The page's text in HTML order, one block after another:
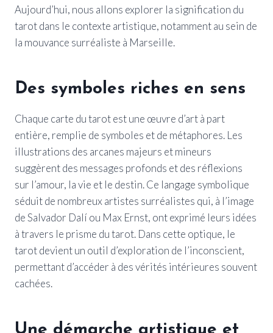
Aujourd’hui, nous allons explorer la signification du
tarot dans le contexte artistique, notamment au sein de
la mouvance surréaliste à Marseille.
Des symboles riches en sens
Chaque carte du tarot est une œuvre d’art à part
entière, remplie de symboles et de métaphores. Les
illustrations des arcanes majeurs et mineurs
suggèrent des messages profonds et des réflexions
sur l’amour, la vie et le destin. Ce langage symbolique
séduit de nombreux artistes surréalistes qui, à l’image
de Salvador Dalí ou Max Ernst, ont exprimé leurs idées
à travers le prisme du tarot. Dans cette optique, le
tarot devient un outil d’exploration de l’inconscient,
permettant d’accéder à des vérités intérieures souvent
cachées.